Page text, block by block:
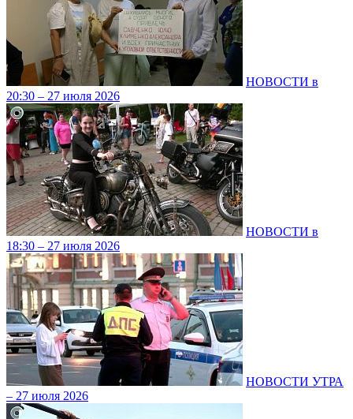
НОВОСТИ в
20:30 – 27 июля 2026
НОВОСТИ в
18:30 – 27 июля 2026
НОВОСТИ УТРА
– 27 июля 2026